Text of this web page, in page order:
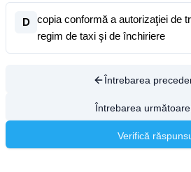
D
copia conformă a autorizaţiei de
regim de taxi şi de închiriere
Întrebarea
Întrebarea
Verifică